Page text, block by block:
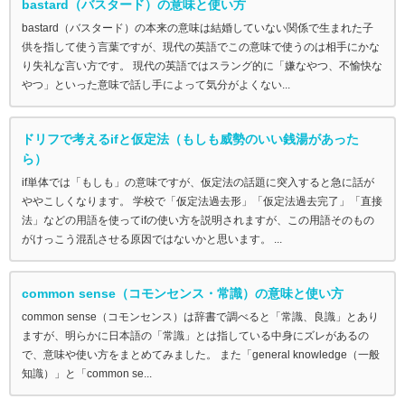
bastard（バスタード）の意味と使い方
bastard（バスタード）の本来の意味は結婚していない関係で生まれた子
供を指して使う言葉ですが、現代の英語でこの意味で使うのは相手にかな
り失礼な言い方です。 現代の英語ではスラング的に「嫌なやつ、不愉快な
やつ」といった意味で話し手によって気分がよくない...
ドリフで考えるifと仮定法（もしも威勢のいい銭湯があった
ら）
if単体では「もしも」の意味ですが、仮定法の話題に突入すると急に話が
ややこしくなります。 学校で「仮定法過去形」「仮定法過去完了」「直接
法」などの用語を使ってifの使い方を説明されますが、この用語そのもの
がけっこう混乱させる原因ではないかと思います。 ...
common sense（コモンセンス・常識）の意味と使い方
common sense（コモンセンス）は辞書で調べると「常識、良識」とあり
ますが、明らかに日本語の「常識」とは指している中身にズレがあるの
で、意味や使い方をまとめてみました。 また「general knowledge（一般
知識）」と「common se...